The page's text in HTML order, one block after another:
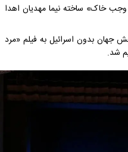
خاک» ‌ساخته نیما مهدیان اهدا
جهان بدون اسرائیل به فیلم‌ «مرد
شد.